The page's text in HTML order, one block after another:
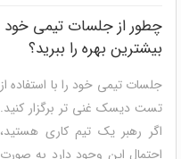
چطور از جلسات تیمی خود
بیشترین بهره را ببرید؟
جلسات تیمی خود را با استفاده از
تست دیسک غنی تر برگزار کنید.
اگر رهبر یک تیم کاری هستید،
احتمال این وجود دارد به صورت